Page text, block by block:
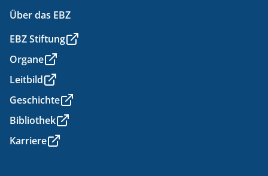
Über das EBZ
EBZ Stiftung
Organe
Leitbild
Geschichte
Bibliothek
Karriere